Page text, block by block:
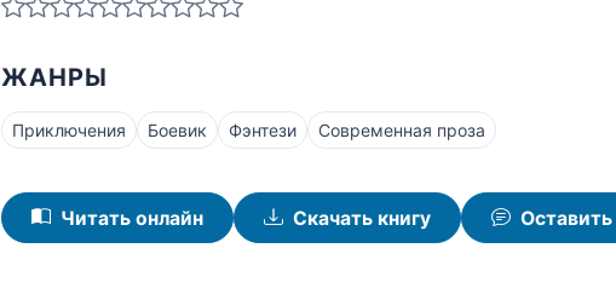
ЖАНРЫ
Приключения Боевик Фэнтези Современная проза
Читать онлайн Скачать книгу